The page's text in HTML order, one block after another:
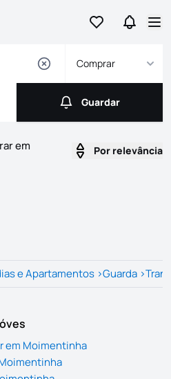
Ir para osIr para
Comprar
Guardar
Guardar
Por relevância
e Apartamentos >Guarda >
em Moimentinha